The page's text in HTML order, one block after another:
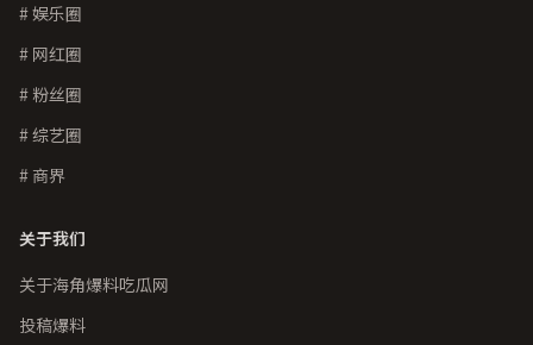
# 娱乐圈
# 网红圈
# 粉丝圈
# 综艺圈
# 商界
关于我们
关于海角爆料吃瓜网
投稿爆料